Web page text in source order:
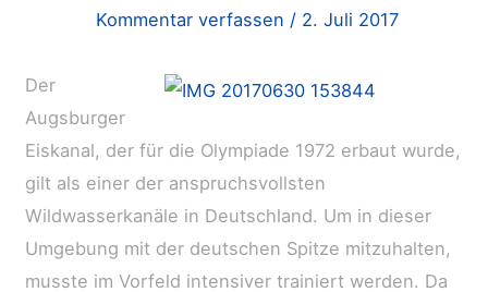
Kommentar verfassen / 2. Juli 2017
Der
Augsburger
Eiskanal, der für die Olympiade 1972 erbaut wurde,
gilt als einer der anspruchsvollsten
Wildwasserkanäle in Deutschland. Um in dieser
Umgebung mit der deutschen Spitze mitzuhalten,
musste im Vorfeld intensiver trainiert werden. Da